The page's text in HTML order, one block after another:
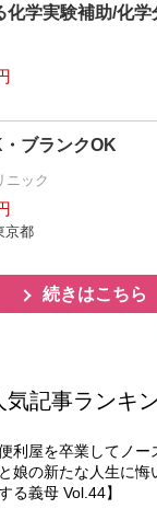
化学実験補助/化学
ブランクOK
ニック
京都
続きはこちら
気記事ランキ
利屋を卒業してノ
娘の新たな人生に悔
る義母 Vol.44】